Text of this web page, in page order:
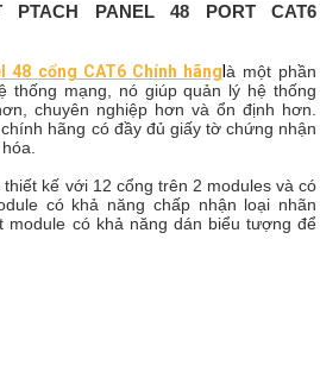
PTACH PANEL 48 PORT CAT6
48 cổng CAT6 Chính hãng à một phần
thống mạng, nó giúp quản lý hệ thống
chuyên nghiệp hơn và ổn định hơn.
hãng có đầy đủ giấy tờ chứng nhận
kế với 12 cổng trên 2 modules và có
có khả năng chấp nhận loại nhãn
module có khả năng dán biểu tượng để